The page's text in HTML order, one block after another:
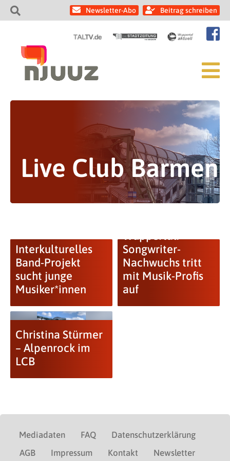
Newsletter-Abo Beitrag schreiben
Live Club Barmen
Interkulturelles
Band-Projekt
sucht junge
Musiker*innen
Songwriter-
Nachwuchs tritt
mit Musik-Profis
auf
Christina Stürmer
– Alpenrock im
LCB
Mediadaten FAQ
Datenschutzerklärung
AGB
Impressum Kontakt Newsletter